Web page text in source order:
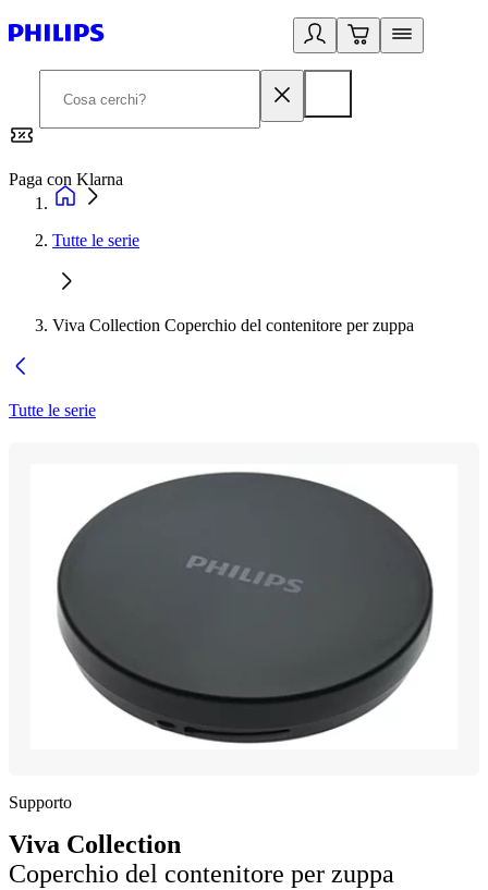
Paga con Klarna
Tutte le serie
Viva Collection Coperchio del contenitore per zuppa
Tutte le serie
Supporto
Viva Collection
Coperchio del contenitore per zuppa